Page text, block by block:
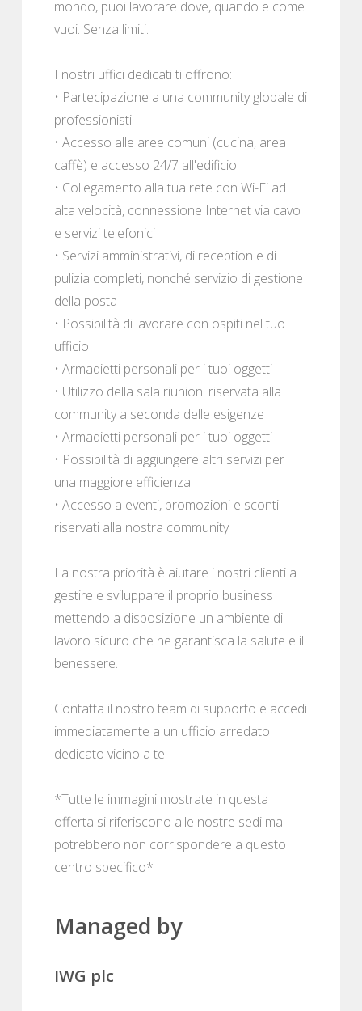
mondo, puoi lavorare dove, quando e come
vuoi. Senza limiti.
I nostri uffici dedicati ti offrono:
• Partecipazione a una community globale di
professionisti
• Accesso alle aree comuni (cucina, area
caffè) e accesso 24/7 all'edificio
• Collegamento alla tua rete con Wi-Fi ad
alta velocità, connessione Internet via cavo
e servizi telefonici
• Servizi amministrativi, di reception e di
pulizia completi, nonché servizio di gestione
della posta
• Possibilità di lavorare con ospiti nel tuo
ufficio
• Armadietti personali per i tuoi oggetti
• Utilizzo della sala riunioni riservata alla
community a seconda delle esigenze
• Armadietti personali per i tuoi oggetti
• Possibilità di aggiungere altri servizi per
una maggiore efficienza
• Accesso a eventi, promozioni e sconti
riservati alla nostra community
La nostra priorità è aiutare i nostri clienti a
gestire e sviluppare il proprio business
mettendo a disposizione un ambiente di
lavoro sicuro che ne garantisca la salute e il
benessere.
Contatta il nostro team di supporto e accedi
immediatamente a un ufficio arredato
dedicato vicino a te.
*Tutte le immagini mostrate in questa
offerta si riferiscono alle nostre sedi ma
potrebbero non corrispondere a questo
centro specifico*
Managed by
IWG plc